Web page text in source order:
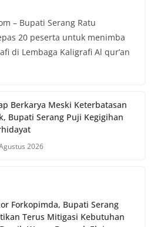
– Bupati Serang Ratu
20 peserta untuk menimba
di Lembaga Kaligrafi Al qur’an
Berkarya Meski Keterbatasan
Bupati Serang Puji Kegigihan
2026
Forkopimda, Bupati Serang
Terus Mitigasi Kebutuhan